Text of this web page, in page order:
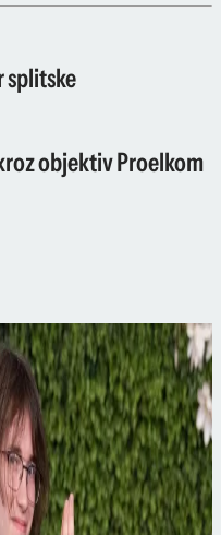
splitske
objektiv Proelkom